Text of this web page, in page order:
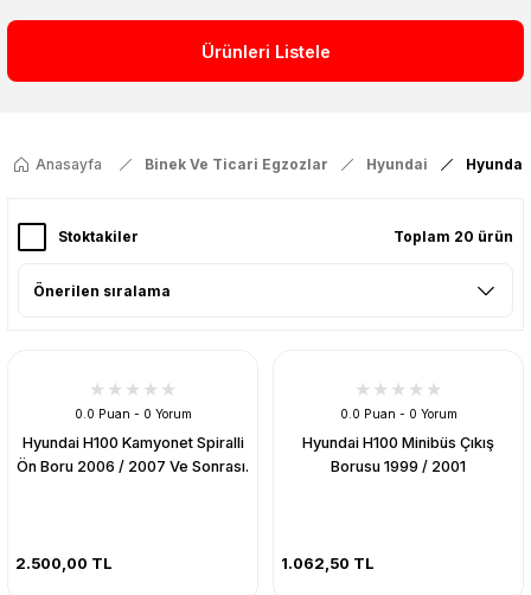
Ürünleri Listele
Anasayfa Binek Ve Ticari Egzozlar Hyundai Hyundai
Stoktakiler Toplam 20 ürün
0.0 Puan - 0 Yorum
Hyundai H100 Kamyonet Spiralli
Ön Boru 2006 / 2007 Ve Sonrası.
2.500,00 TL
0.0 Puan - 0 Yorum
Hyundai H100 Minibüs Çıkış
Borusu 1999 / 2001
1.062,50 TL